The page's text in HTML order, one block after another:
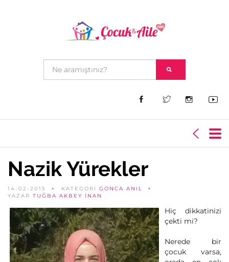
Nazik Yürekler
14-02-2015 KATEGORİ GONCA ANIL
YAZAR TUĞBA AKBEY İNAN
Hiç dikkatinizi
çekti mi?
Nerede bir
çocuk varsa,